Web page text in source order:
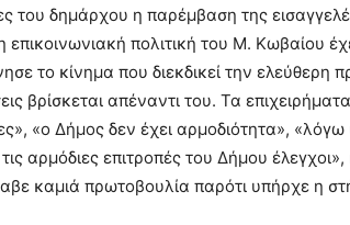
του δημάρχου η παρέμβαση της
επικοινωνιακή πολιτική του Μ. Κωβαίου
το κίνημα που διεκδικεί την ελεύθερη
βρίσκεται απέναντι του. Τα
«ο Δήμος δεν έχει αρμοδιότητα»,
αρμόδιες επιτροπές του Δήμου έλεγχοι»,
καμιά πρωτοβουλία παρότι υπήρχε η